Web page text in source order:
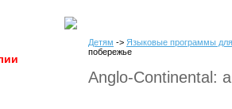
Детям -> Языковые программы
побережье
Anglo-Continental: